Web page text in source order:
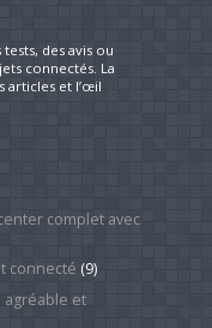
des avis ou
connectés. La
articles et l’œil
complet avec
connecté (9)
agréable et